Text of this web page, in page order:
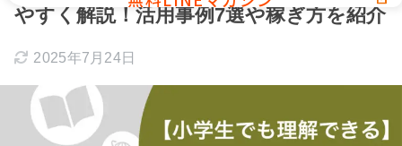
やすく解説！活用事例7選や稼ぎ方を紹介
2025年7月24日